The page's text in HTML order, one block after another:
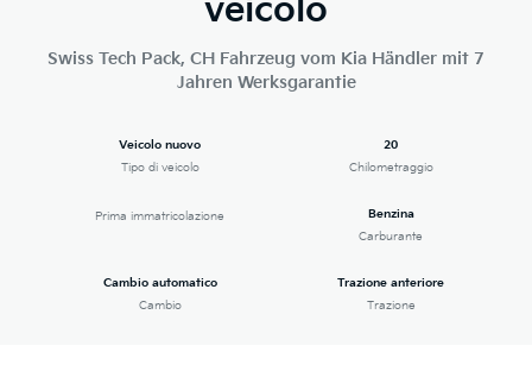
veicolo
Swiss Tech Pack, CH Fahrzeug vom Kia Händler mit 7
Jahren Werksgarantie
Veicolo nuovo
Tipo di veicolo
20
Chilometraggio
Prima immatricolazione
Benzina
Carburante
Cambio automatico
Cambio
Trazione anteriore
Trazione